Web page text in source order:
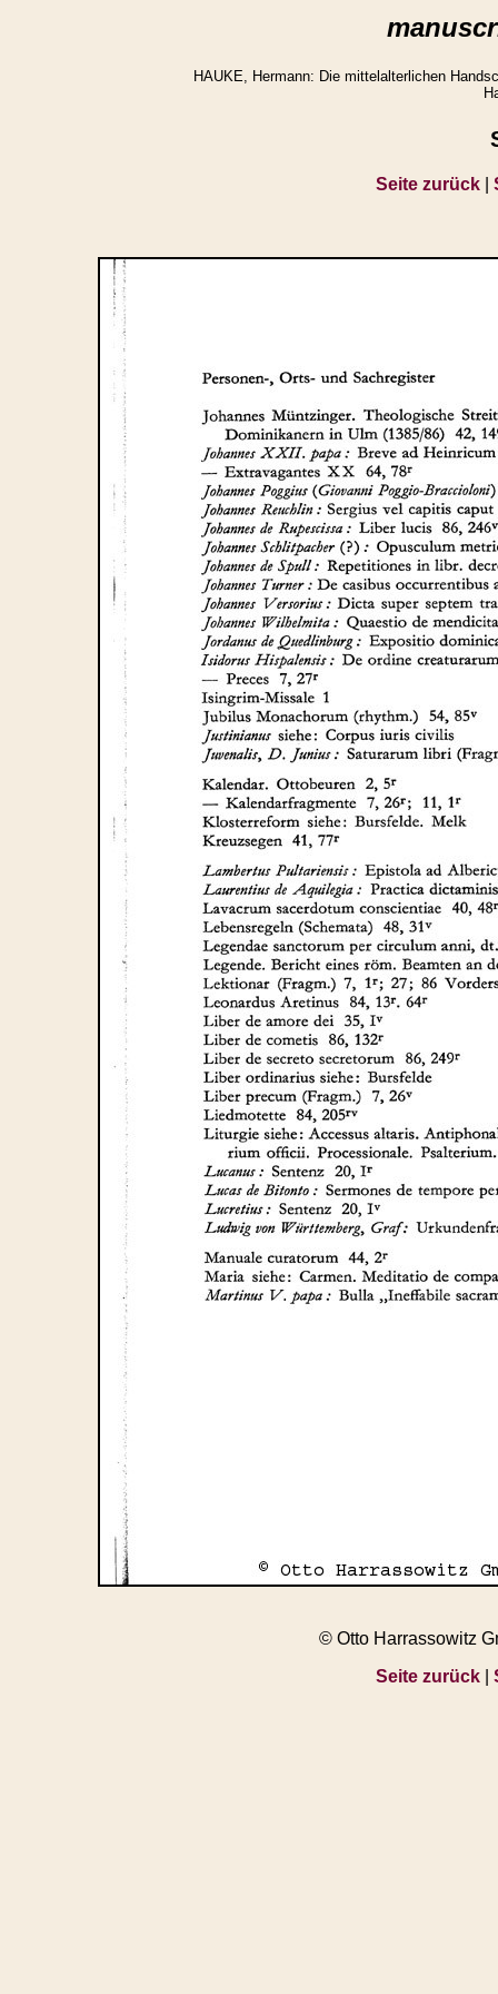
HAUKE, Hermann: Die mittelalterlichen
Seite zurück|
© Otto Harrassowitz
Seite zurück|